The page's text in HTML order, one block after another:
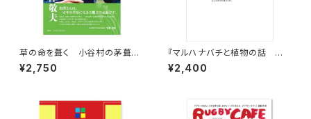
草の命を葺く 小谷村の茅葺き
職人 松澤敬夫
¥2,750
『マルハナバチと植物の話 送
粉生態学入門』
¥2,400